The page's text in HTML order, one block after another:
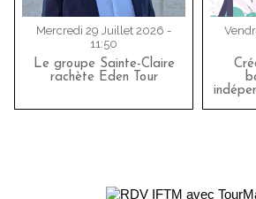
Mercredi 29 Juillet 2026 -
11:50
Le groupe Sainte-Claire
rachète Eden Tour